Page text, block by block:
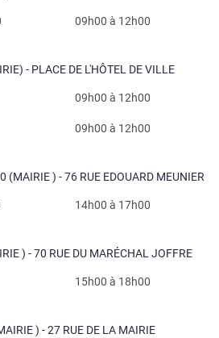
09h00 à 12h00
- PLACE DE L'HÔTEL DE VILLE
09h00 à 12h00
09h00 à 12h00
(MAIRIE ) - 76 RUE EDOUARD MEUNIER
14h00 à 17h00
) - 70 RUE DU MARÉCHAL JOFFRE
15h00 à 18h00
) - 27 RUE DE LA MAIRIE